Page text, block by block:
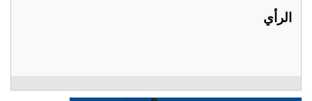
الرأي